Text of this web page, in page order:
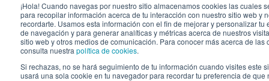
¡Hola! Cuando navegas por nuestro sitio almacenamos cookies las cuales
para recopilar información acerca de tu interacción con nuestro sitio web y
recordarte. Usamos esta información con el fin de mejorar y personalizar tu
de navegación y para generar analíticas y métricas acerca de nuestros
sitio web y otros medios de comunicación. Para conocer más acerca de las
consulta nuestra política de cookies.
Si rechazas, no se hará seguimiento de tu información cuando visites este
usará una sola cookie en tu navegador para recordar tu preferencia de que